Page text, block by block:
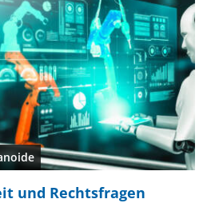
und Rechtsfragen